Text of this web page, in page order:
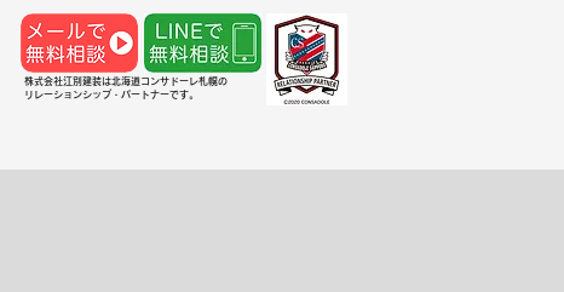
株式会社江別建装は北海道コンサドーレ札幌の
リレーションシップ・パートナーです。